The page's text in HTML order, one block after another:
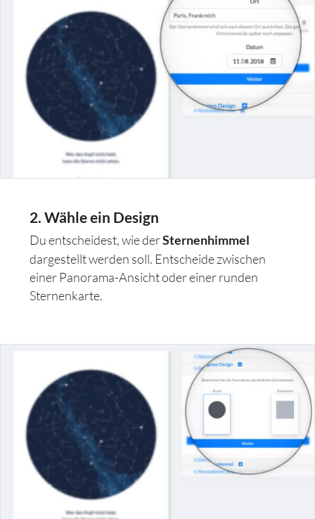
2. Wähle ein Design
Du entscheidest, wie derSternenhimmel
dargestellt werden soll. Entscheide zwischen
einer Panorama-Ansicht oder einer runden
Sternenkarte.